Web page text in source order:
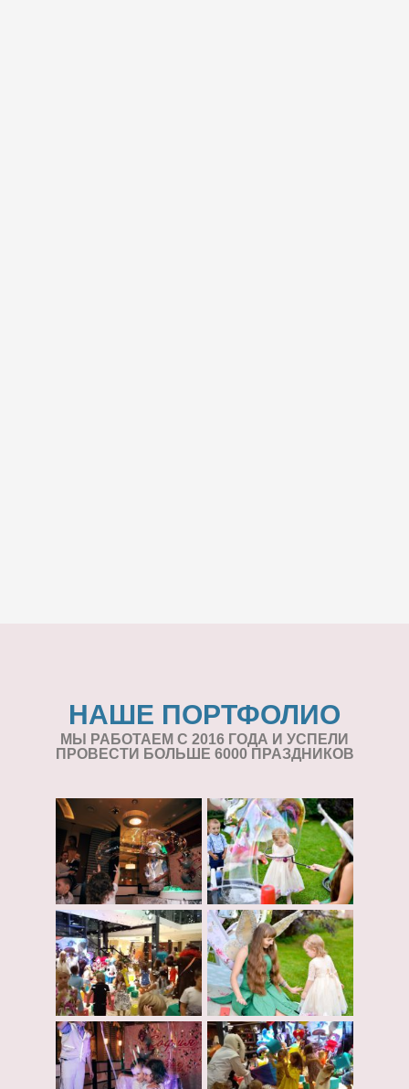
НАШЕ ПОРТФОЛИО
МЫ РАБОТАЕМ С 2016 ГОДА И УСПЕЛИ
ПРОВЕСТИ БОЛЬШЕ 6000 ПРАЗДНИКОВ